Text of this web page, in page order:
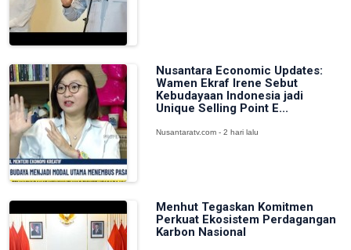
Nusantara Economic Updates:
Wamen Ekraf Irene Sebut
Kebudayaan Indonesia jadi
Unique Selling Point E...
Nusantaratv.com - 2 hari lalu
Menhut Tegaskan Komitmen
Perkuat Ekosistem Perdagangan
Karbon Nasional